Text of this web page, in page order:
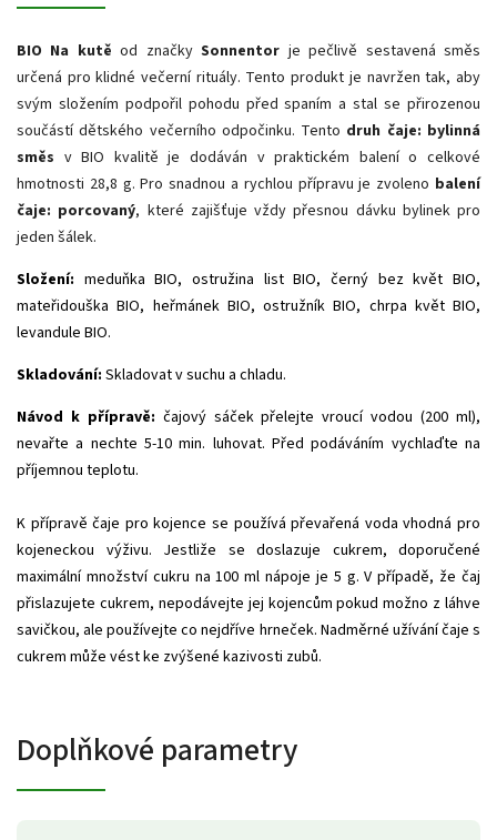
BIO Na kutě od značkySonnentor je pečlivě sestavená směs
určená pro klidné večerní rituály. Tento produkt je navržen tak, aby
svým složením podpořil pohodu před spaním a stal se přirozenou
součástí dětského večerního odpočinku. Tento druh čaje: bylinná
směs v BIO kvalitě je dodáván v praktickém balení o celkové
hmotnosti 28,8 g. Pro snadnou a rychlou přípravu je zvoleno balení
čaje: porcovaný, které zajišťuje vždy přesnou dávku bylinek pro
jeden šálek.
Složení: meduňka BIO, ostružina list BIO, černý bez květ BIO,
mateřidouška BIO, heřmánek BIO, ostružník BIO, chrpa květ BIO,
levandule BIO.
Skladování: Skladovat v suchu a chladu.
Návod k přípravě: čajový sáček přelejte vroucí vodou (200 ml),
nevařte a nechte 5-10 min. luhovat. Před podáváním vychlaďte na
příjemnou teplotu.
K přípravě čaje pro kojence se používá převařená voda vhodná pro
kojeneckou výživu. Jestliže se doslazuje cukrem, doporučené
maximální množství cukru na 100 ml nápoje je 5 g. V případě, že čaj
přislazujete cukrem, nepodávejte jej kojencům pokud možno z láhve
savičkou, ale používejte co nejdříve hrneček. Nadměrné užívání čaje s
cukrem může vést ke zvýšené kazivosti zubů.
Doplňkové parametry